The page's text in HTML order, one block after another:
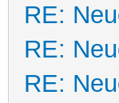
RE:
RE:
RE: